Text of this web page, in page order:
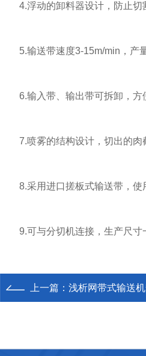
4.浮动的卸料器设计，防止切
5.输送带速度3-15m/min，产量
6.输入带、输出带可拆卸，方
7.喷雾的结构设计，切出的肉
8.采用进口搓板式输送带，使
9.可与分切机连接，生产尺寸
上一篇： 浅析网带式输送